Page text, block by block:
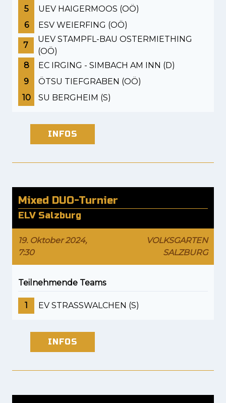
5
UEV HAIGERMOOS (OÖ)
6
ESV WEIERFING (OÖ)
7
UEV STAMPFL-BAU OSTERMIETHING
(OÖ)
8
EC IRGING - SIMBACH AM INN (D)
9
ÖTSU TIEFGRABEN (OÖ)
10
SU BERGHEIM (S)
INFOS
Mixed DUO-Turnier
ELV Salzburg
19. Oktober 2024,
7:30
VOLKSGARTEN
SALZBURG
Teilnehmende Teams
1 EV STRASSWALCHEN (S)
INFOS